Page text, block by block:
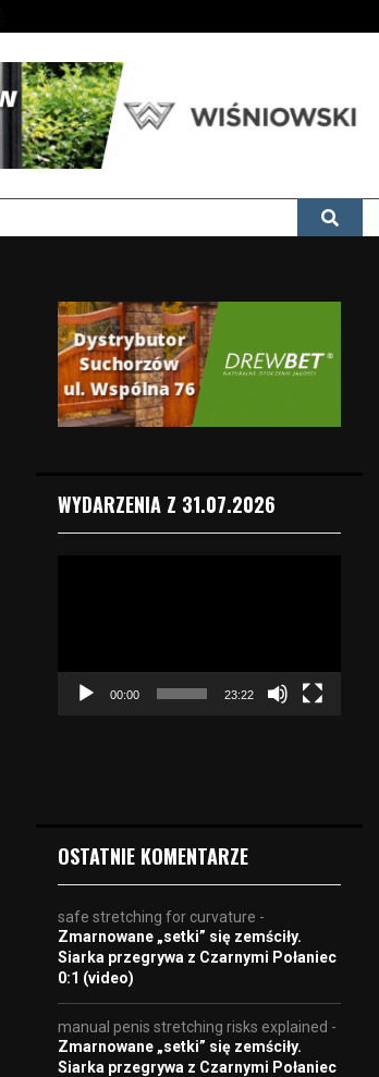
WYDARZENIA Z 31.07.2026
e
o
00:00 23:22
OSTATNIE KOMENTARZE
safe stretching for curvature -
Zmarnowane „setki” się zemściły.
Siarka przegrywa z Czarnymi Połaniec
0:1 (video)
manual penis stretching risks explained -
Zmarnowane „setki” się zemściły.
Siarka przegrywa z Czarnymi Połaniec